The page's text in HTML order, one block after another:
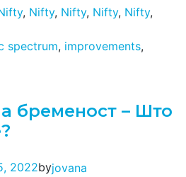
, Nifty, Nifty, Nifty, Nifty,
spectrum, improvements,
бременост – Што
2022byjovana